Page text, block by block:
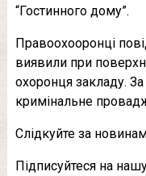
“Гостинного дому”.
Правоохооронці
виявили при
охоронця закладу.
кримінальне
Слідкуйте за
Підписуйтеся на